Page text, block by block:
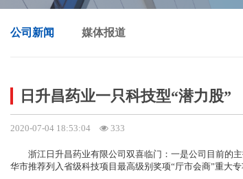
公司新闻 媒体报道
日升昌药业一只科技型“潜力股”
2020-07-04 18:53:04 333
浙江日升昌药业有限公司双喜临门：一是公司目前的
华市推荐列入省级科技项目最高级别奖项“厅市会商”重大